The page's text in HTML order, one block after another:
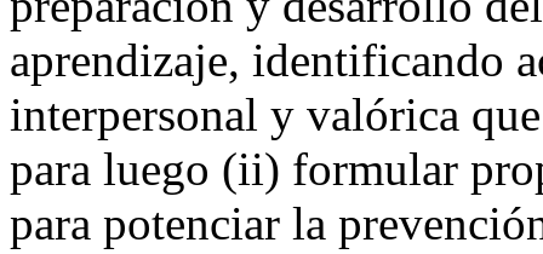
aprendizaje, identificando
interpersonal y valórica
para luego (ii) formular
para potenciar la